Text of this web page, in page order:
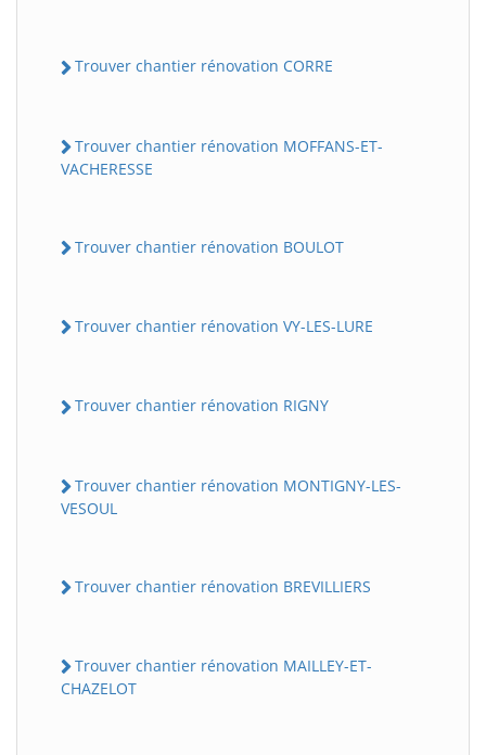
Trouver chantier rénovation CORRE
Trouver chantier rénovation MOFFANS-ET-
VACHERESSE
Trouver chantier rénovation BOULOT
Trouver chantier rénovation VY-LES-LURE
Trouver chantier rénovation RIGNY
Trouver chantier rénovation MONTIGNY-LES-
VESOUL
Trouver chantier rénovation BREVILLIERS
Trouver chantier rénovation MAILLEY-ET-
CHAZELOT